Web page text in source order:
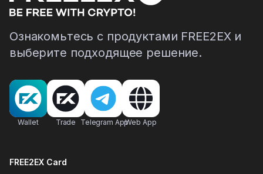
Ознакомьтесь с продуктами FREE2EX и
выберите подходящее решение.
Wallet Trade Telegram AppWeb App
FREE2EX Card